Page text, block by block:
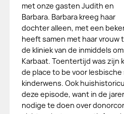
met onze gasten Judith en
Barbara. Barbara kreeg haar
dochter alleen, met een
heeft samen met haar vrouw
de kliniek van de inmiddels
Karbaat. Toentertijd was zijn
de place to be voor
kinderwens. Ook
deze episode, want in de
nodige te doen over